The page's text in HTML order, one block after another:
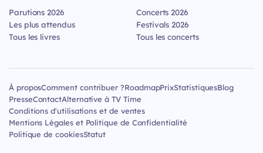
Parutions 2026
Les plus attendus
Tous les livres
Concerts 2026
Festivals 2026
Tous les concerts
À proposComment contribuer ?RoadmapPrixStatistiquesBlog
PresseContactAlternative à TV Time
Conditions d'utilisations et de ventes
Mentions Légales et Politique de Confidentialité
Politique de cookiesStatut